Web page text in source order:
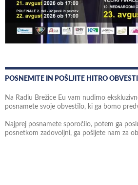
POSNEMITE IN POŠLJITE HITRO
Na Radiu Brežice Eu vam nudimo
posnamete svoje obvestilo, ki ga bomo
Najprej posnamete sporočilo, potem ga
posnetkom zadovoljni, ga pošljete nam za